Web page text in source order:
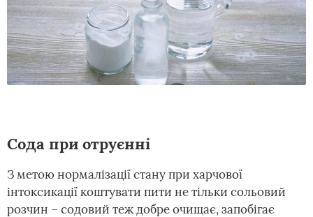
Сода при отруєнні
З метою нормалізації стану при харчової
інтоксикації коштувати пити не тільки сольовий
розчин – содовий теж добре очищає, запобігає